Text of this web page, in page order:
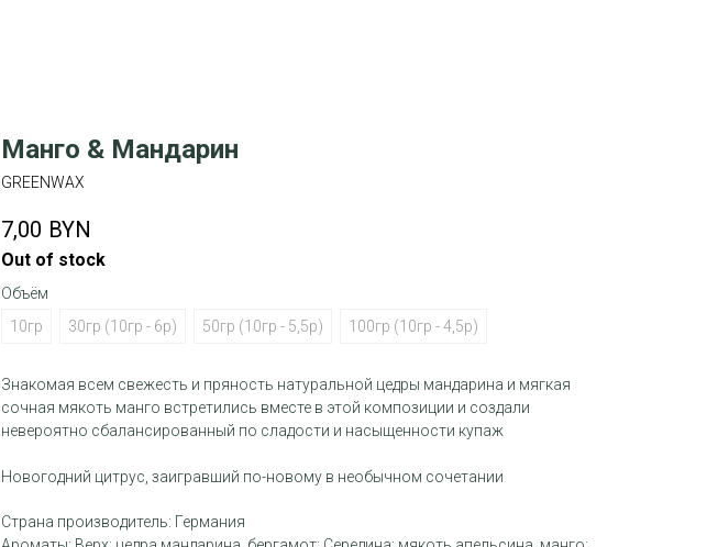
Манго & Мандарин
GREENWAX
7,00 BYN
Out of stock
Объём
10гр
30гр (10гр - 6р) 50гр (10гр - 5,5р) 100гр (10гр - 4,5р)
Знакомая всем свежесть и пряность натуральной цедры мандарина и мягкая
сочная мякоть манго встретились вместе в этой композиции и создали
невероятно сбалансированный по сладости и насыщенности купаж
Новогодний цитрус, заигравший по-новому в необычном сочетании
Страна производитель: Германия